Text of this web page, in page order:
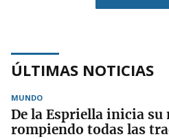
ÚLTIMAS NOTICIAS
MUNDO
De la Espriella inicia su
rompiendo todas las